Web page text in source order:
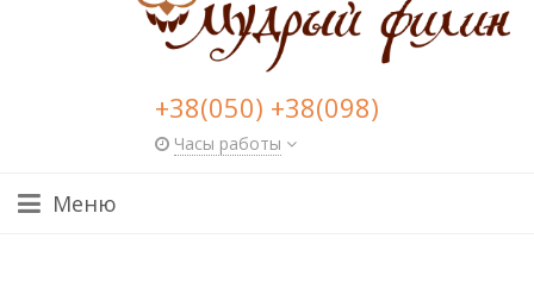
+38(050) +38(098)
Часы работы
Меню